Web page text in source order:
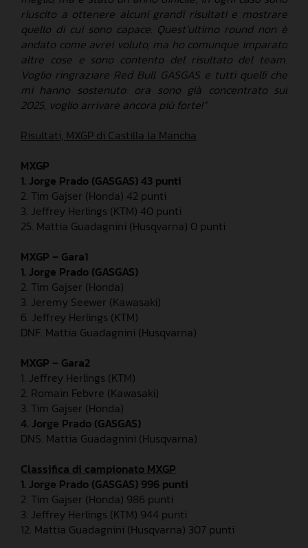
riuscito a ottenere alcuni grandi risultati e mostrare
quello di cui sono capace. Quest’ultimo round non è
andato come avrei voluto, ma ho comunque imparato
altre cose e sono contento del risultato del team.
Voglio ringraziare Red Bull GASGAS e tutti quelli che
mi hanno sostenuto: ora sono già concentrato sul
2025, voglio arrivare ancora più forte!”
Risultati, MXGP di Castilla la Mancha
MXGP
1. Jorge Prado (GASGAS) 43 punti
2. Tim Gajser (Honda) 42 punti
3. Jeffrey Herlings (KTM) 40 punti
25. Mattia Guadagnini (Husqvarna) 0 punti
MXGP – Gara1
1. Jorge Prado (GASGAS)
2. Tim Gajser (Honda)
3. Jeremy Seewer (Kawasaki)
6. Jeffrey Herlings (KTM)
DNF. Mattia Guadagnini (Husqvarna)
MXGP – Gara2
1. Jeffrey Herlings (KTM)
2. Romain Febvre (Kawasaki)
3. Tim Gajser (Honda)
4. Jorge Prado (GASGAS)
DNS. Mattia Guadagnini (Husqvarna)
Classifica di campionato MXGP
1. Jorge Prado (GASGAS) 996 punti
2. Tim Gajser (Honda) 986 punti
3. Jeffrey Herlings (KTM) 944 punti
12. Mattia Guadagnini (Husqvarna) 307 punti